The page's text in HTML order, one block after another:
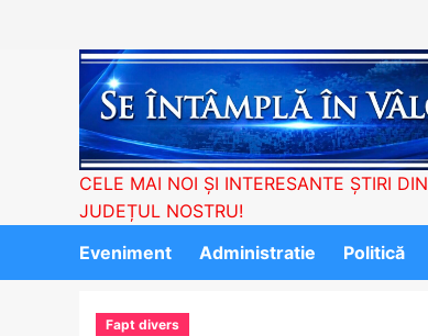
CELE MAI NOI ȘI INTERESANTE ȘTIRI DIN
JUDEȚUL NOSTRU!
Eveniment
Administratie Politică
Fapt divers